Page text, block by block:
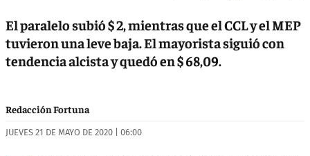
El paralelo subió $ 2, mientras que el CCL y el MEP
tuvieron una leve baja. El mayorista siguió con
tendencia alcista y quedó en $ 68,09.
Redacción Fortuna
JUEVES 21 DE MAYO DE 2020 | 06:00